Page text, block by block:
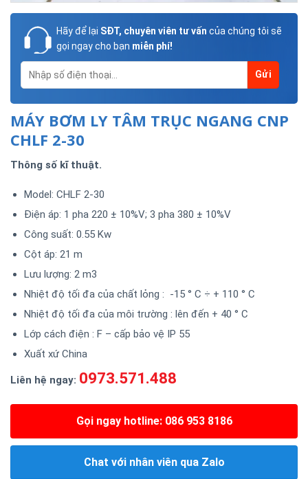
Hãy để lại SĐT, chuyên viên tư vấn của chúng tôi sẽ
gọi ngay cho bạn miễn phí!
MÁY BƠM LY TÂM TRỤC NGANG CNP
CHLF 2-30
Thông số kĩ thuật.
Model: CHLF 2-30
Điện áp: 1 pha 220 ± 10%V; 3 pha 380 ± 10%V
Công suất: 0.55 Kw
Cột áp: 21 m
Lưu lượng: 2 m3
Nhiệt độ tối đa của chất lỏng : -15 ° C ÷ + 110 ° C
Nhiệt độ tối đa của môi trường : lên đến + 40 ° C
Lớp cách điện : F – cấp bảo vệ IP 55
Xuất xứ China
Liên hệ ngay: 0973.571.488
Gọi ngay hotline: 086 953 8186
Chat với nhân viên qua Zalo